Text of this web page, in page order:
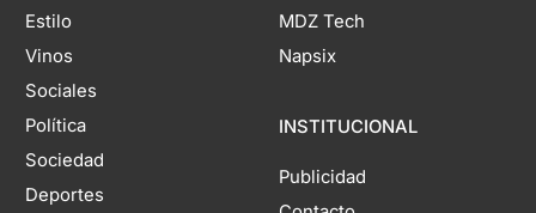
Estilo
Vinos
Sociales
Política
Sociedad
Deportes
MDZ Tech
Napsix
INSTITUCIONAL
Publicidad